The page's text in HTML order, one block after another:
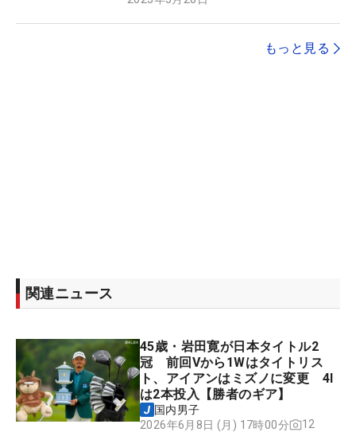
もっと見る
関連ニュース
45歳・岩田寛が日本タイトル2
冠 前回Vから1Wはタイトリス
ト、アイアンはミズノに変更 4I
は2本投入【勝者のギア】
国内男子
2026年6月8日 (月) 17時00分
12